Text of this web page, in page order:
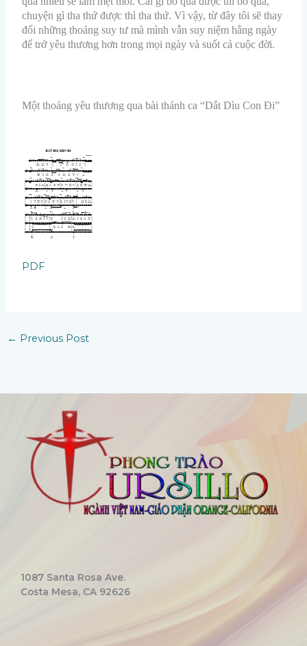
chuyện gì tha thứ được thì tha thứ. Vì vậy, từ đây tôi sẽ thay
đổi những thoáng suy tư mà mình vẫn suy niệm hằng ngày
để trở yêu thương hơn trong mọi ngày và suốt cả cuộc đời.
Một thoáng yêu thương qua bài thánh ca “Dắt Dìu Con Đi”
PDF
← Previous Post
1087 Santa Rosa Ave.
Costa Mesa, CA 92626